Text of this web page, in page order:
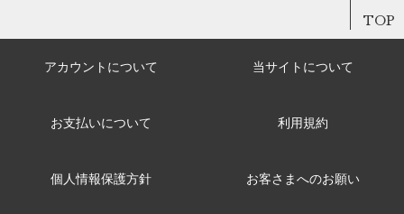
TOP
アカウントについて 当サイトについて
お支払いについて 利用規約
個人情報保護方針 お客さまへのお願い